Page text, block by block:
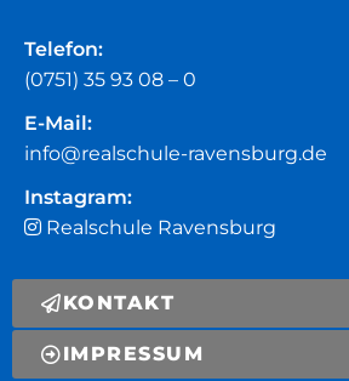
Telefon:
(0751) 35 93 08 – 0
E-Mail:
info@realschule-ravensburg.de
Instagram:
Realschule Ravensburg
KONTAKT
IMPRESSUM